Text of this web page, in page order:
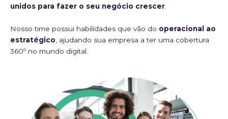
unidos para fazer o seu negócio crescer.
Nosso time possui habilidades que vão do operacional ao
estratégico, ajudando sua empresa a ter uma cobertura
360º no mundo digital.